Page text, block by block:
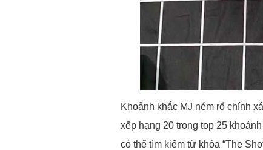
Khoảnh khắc MJ ném rổ chính
xếp hạng 20 trong top 25
có thể tìm kiếm từ khóa “The